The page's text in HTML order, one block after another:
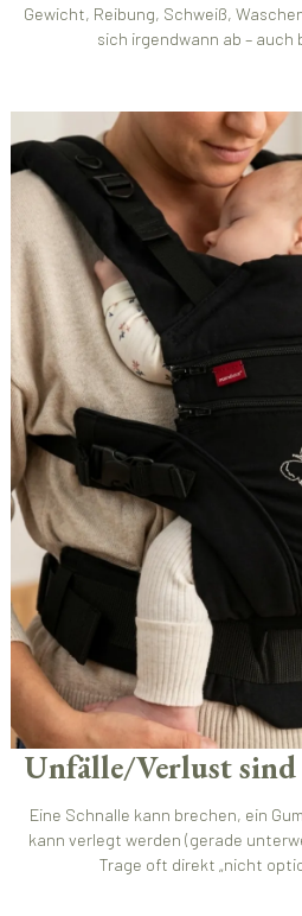
Gewicht, Reibung, Schweiß,
sich irgendwann ab – auch
Unfälle/Verlust sind
Eine Schnalle kann brechen, ein
kann verlegt werden (gerade
Trage oft direkt „nicht